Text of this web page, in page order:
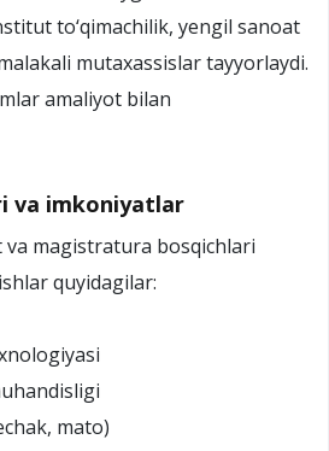
to‘qimachilik, yengil sanoat
mutaxassislar tayyorlaydi.
amaliyot bilan
va imkoniyatlar
magistratura bosqichlari
quyidagilar:
mato)